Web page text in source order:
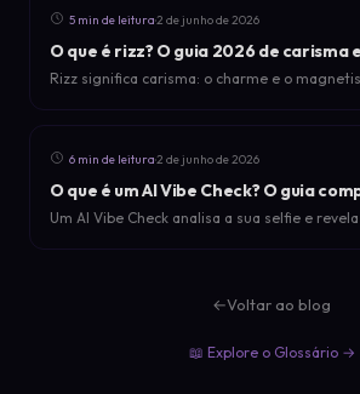
5 min de leitura·2 de junho de 2026
O que é rizz? O guia 2026 de carisma
Rizz significa carisma: o charme e o
rizz, unspoken rizz) e como ele aparece nas
6 min de leitura·2 de junho de 2026
O que é um AI Vibe Check? O guia
Um AI Vibe Check analisa a sua selfie e
←Voltar ao blog
📖 Explore o Glossário →